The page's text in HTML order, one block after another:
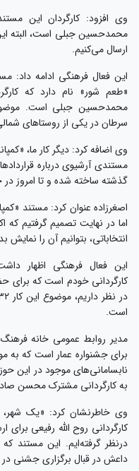
وی افزود: کارگردان این
محمدحسین جبلی است، البته
ارسال می‌کنیم.
این فعال فرهنگی ادامه داد:
محمدحسین جبلی است.
سرطان در یکی از روستاهای
وی اضافه کرد: دیگر کار ما،
گذشته ساخته شده و تا امروز
اصغرزاده عنوان کرد: مستند
اما در نهایت تصمیم گرفتیم که
انتخاباتی، بتوانیم آن را نمایش
این فعال فرهنگی اظهار
کارگردانی خودم است که برای
است.
مدیر روابط عمومی خانه فرهنگ
برای جشنواره عمار است که به
به کارگردانی مشترک محسن
وی خاطرنشان کرد: «یک
کارگردانی روح الله رفیعی
درنظر گرفته‌ایم. این مستند
داعش در قبال برگزاری جشنی در